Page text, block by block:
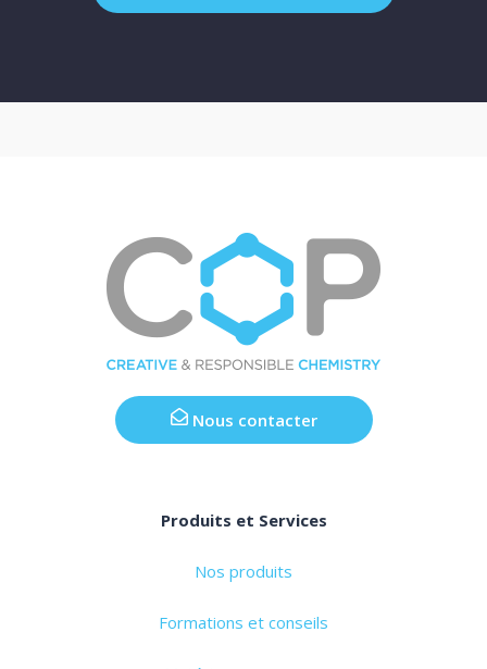
Nous contacter
Produits et Services
Nos produits
Formations et conseils